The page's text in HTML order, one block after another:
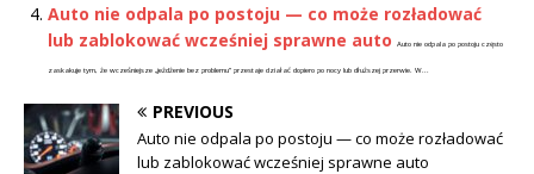
Auto nie odpala po postoju — co może rozładować
lub zablokować wcześniej sprawne auto
Auto nie odpala po postoju często
zaskakuje tym, że wcześniejsze „jeżdżenie bez problemu” przestaje działać dopiero po nocy lub dłuższej przerwie. W...
PREVIOUS
Auto nie odpala po postoju — co może rozładować
lub zablokować wcześniej sprawne auto